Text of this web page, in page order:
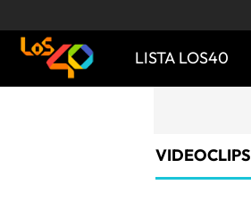
LISTA LOS40
VIDEOCLIPS